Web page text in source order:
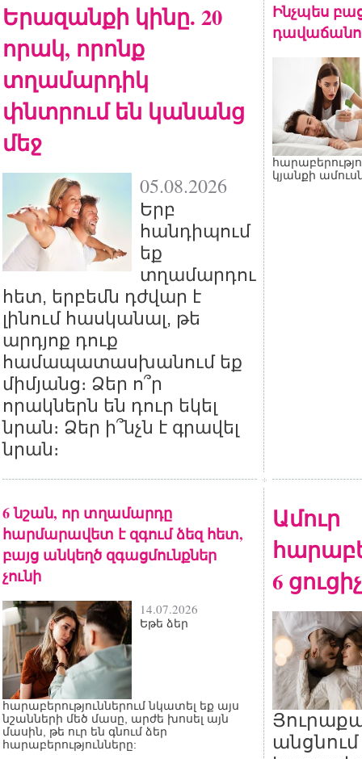
Երազանքի կինը. 20
որակ, որոնք
տղամարդիկ
փնտրում են կանանց
մեջ
05.08.2026
Երբ
հանդիպում
եք
տղամարդու
հետ, երբեմն դժվար է
լինում հասկանալ, թե
արդյոք դուք
համապատասխանում եք
միմյանց։ Ձեր ո՞ր
որակներն են դուր եկել
նրան։ Ձեր ի՞նչն է գրավել
նրան։
Ինչպես
կյանքի
6 նշան, որ տղամարդը
հարմարավետ է զգում ձեզ հետ,
բայց անկեղծ զգացմունքներ
չունի
14.07.2026
Եթե ձեր
հարաբերություններում նկատել եք այս
նշանների մեծ մասը, արժե խոսել այն
մասին, թե ուր են գնում ձեր
հարաբերությունները:
Ամուր
6 ցուցիչ
անցնում